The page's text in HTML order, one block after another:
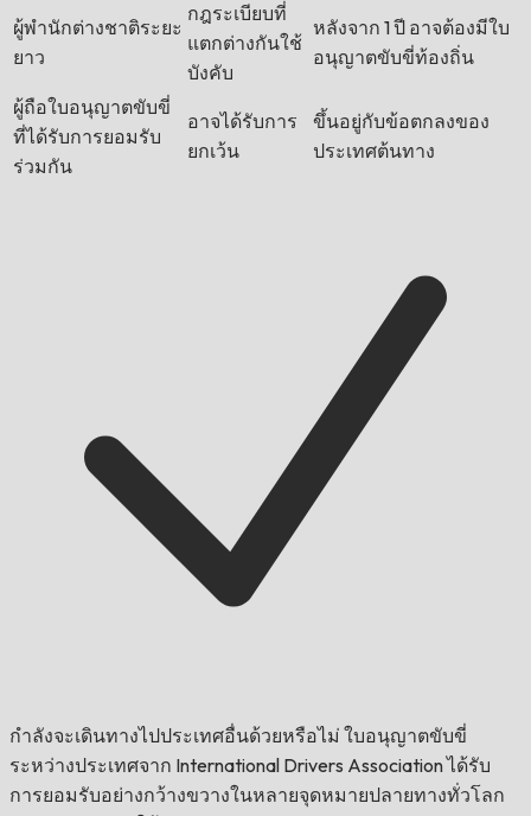
ผู้พำนักต่างชาติระยะ
ยาว
กฎระเบียบที่
แตกต่างกันใช้
บังคับ
หลังจาก 1 ปี อาจต้องมีใบ
อนุญาตขับขี่ท้องถิ่น
ผู้ถือใบอนุญาตขับขี่
ที่ได้รับการยอมรับ
ร่วมกัน
อาจได้รับการ
ยกเว้น
ขึ้นอยู่กับข้อตกลงของ
ประเทศต้นทาง
กำลังจะเดินทางไปประเทศอื่นด้วยหรือไม่ ใบอนุญาตขับขี่
ระหว่างประเทศจาก International Drivers Association ได้รับ
การยอมรับอย่างกว้างขวางในหลายจุดหมายปลายทางทั่วโลก